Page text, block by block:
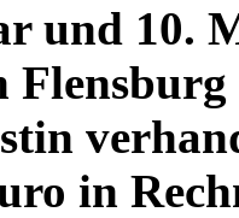
und 10.
in